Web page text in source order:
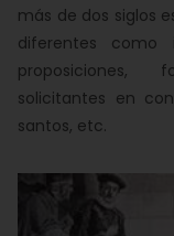
más de dos siglos
diferentes como
proposiciones,
solicitantes en
santos, etc.